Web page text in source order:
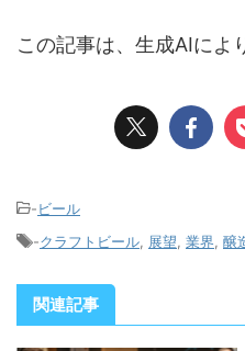
この記事は、生成AIによ
-ビール
-クラフトビール 展望 業界 醸
関連記事